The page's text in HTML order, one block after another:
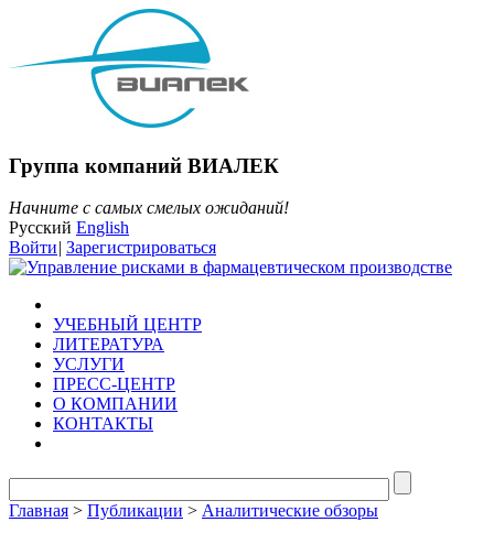
Группа компаний ВИАЛЕК
Начните с самых смелых ожиданий!
Русский English
Войти| Зарегистрироваться
УЧЕБНЫЙ ЦЕНТР
ЛИТЕРАТУРА
УСЛУГИ
ПРЕСС-ЦЕНТР
О КОМПАНИИ
КОНТАКТЫ
Главная > Публикации > Аналитические обзоры